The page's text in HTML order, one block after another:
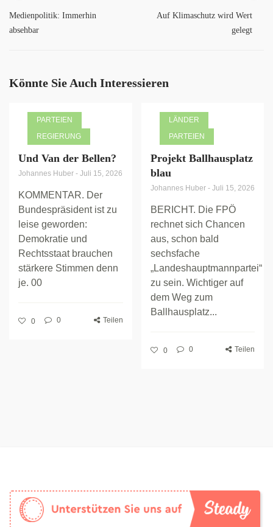
Medienpolitik: Immerhin
absehbar
Auf Klimaschutz wird Wert
gelegt
Könnte Sie Auch Interessieren
PARTEIEN
REGIERUNG
Und Van der Bellen?
Johannes Huber - Juli 15, 2026
KOMMENTAR. Der
Bundespräsident ist zu
leise geworden:
Demokratie und
Rechtsstaat brauchen
stärkere Stimmen denn
je. 00
0 0 Teilen
LÄNDER
PARTEIEN
Projekt Ballhausplatz
blau
Johannes Huber - Juli 15, 2026
BERICHT. Die FPÖ
rechnet sich Chancen
aus, schon bald
sechsfache
„Landeshauptmannpartei“
zu sein. Wichtiger auf
dem Weg zum
Ballhausplatz...
0 0 Teilen